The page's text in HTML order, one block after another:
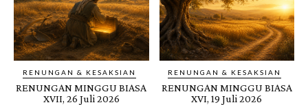
RENUNGAN & KESAKSIAN
RENUNGAN MINGGU BIASA
XVII, 26 Juli 2026
RENUNGAN & KESAKSIAN
RENUNGAN MINGGU BIASA
XVI, 19 Juli 2026